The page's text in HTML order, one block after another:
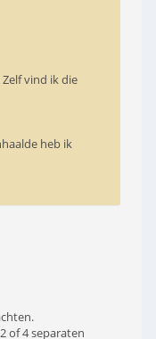
vind ik die
heb ik
of 4 separaten